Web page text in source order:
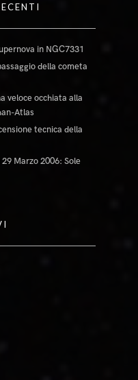
in NGC7331
della cometa
veloce occhiata alla
Atlas
tecnica della
29 Marzo 2006: Sole